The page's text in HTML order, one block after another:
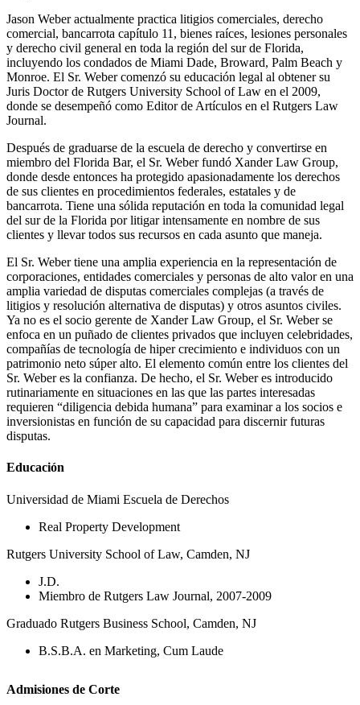
Jason Weber actualmente practica litigios comerciales, derecho
comercial, bancarrota capítulo 11, bienes raíces, lesiones personales
y derecho civil general en toda la región del sur de Florida,
incluyendo los condados de Miami Dade, Broward, Palm Beach y
Monroe. El Sr. Weber comenzó su educación legal al obtener su
Juris Doctor de Rutgers University School of Law en el 2009,
donde se desempeñó como Editor de Artículos en el Rutgers Law
Journal.
Después de graduarse de la escuela de derecho y convertirse en
miembro del Florida Bar, el Sr. Weber fundó Xander Law Group,
donde desde entonces ha protegido apasionadamente los derechos
de sus clientes en procedimientos federales, estatales y de
bancarrota. Tiene una sólida reputación en toda la comunidad legal
del sur de la Florida por litigar intensamente en nombre de sus
clientes y llevar todos sus recursos en cada asunto que maneja.
El Sr. Weber tiene una amplia experiencia en la representación de
corporaciones, entidades comerciales y personas de alto valor en una
amplia variedad de disputas comerciales complejas (a través de
litigios y resolución alternativa de disputas) y otros asuntos civiles.
Ya no es el socio gerente de Xander Law Group, el Sr. Weber se
enfoca en un puñado de clientes privados que incluyen celebridades,
compañías de tecnología de hiper crecimiento e individuos con un
patrimonio neto súper alto. El elemento común entre los clientes del
Sr. Weber es la confianza. De hecho, el Sr. Weber es introducido
rutinariamente en situaciones en las que las partes interesadas
requieren “diligencia debida humana” para examinar a los socios e
inversionistas en función de su capacidad para discernir futuras
disputas.
Educación
Universidad de Miami Escuela de Derechos
Real Property Development
Rutgers University School of Law, Camden, NJ
J.D.
Miembro de Rutgers Law Journal, 2007-2009
Graduado Rutgers Business School, Camden, NJ
B.S.B.A. en Marketing, Cum Laude
Admisiones de Corte